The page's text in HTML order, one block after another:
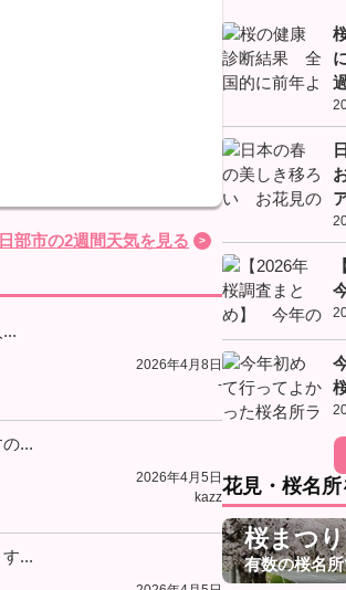
部市の2週間天気を見る
2026年4月8日
-
...
2026年4月5日
kazz
...
花見・桜名
桜まつり
有数の桜名